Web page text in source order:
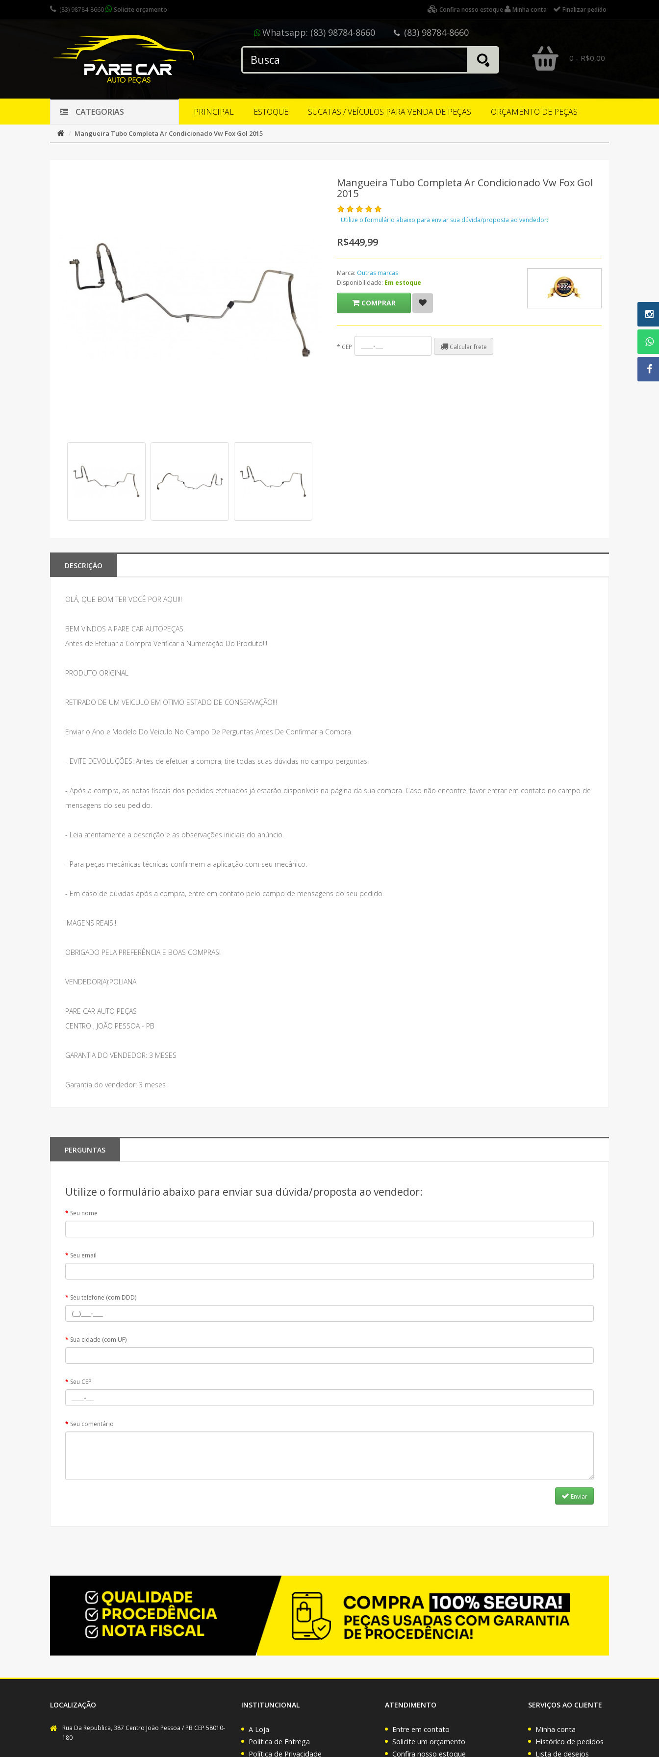
(83) 98784-8660 Solicite orçamento Confira nosso estoque Minha conta Finalizar pedido
Whatsapp: (83) 98784-8660 (83) 98784-8660
0 - R$0,00
CATEGORIAS PRINCIPAL ESTOQUE SUCATAS / VEÍCULOS PARA VENDA DE PEÇAS ORÇAMENTO DE PEÇAS
Mangueira Tubo Completa Ar Condicionado Vw Fox Gol 2015
Mangueira Tubo Completa Ar Condicionado Vw Fox Gol
2015
Utilize o formulário abaixo para enviar sua dúvida/proposta ao vendedor:
R$449,99
Marca: Outras marcas
Disponibilidade: Em estoque
COMPRAR
* CEP Calcular frete
DESCRIÇÃO
OLÁ, QUE BOM TER VOCÊ POR AQUI!!
BEM VINDOS A PARE CAR AUTOPEÇAS.
Antes de Efetuar a Compra Verificar a Numeração Do Produto!!!
PRODUTO ORIGINAL
RETIRADO DE UM VEICULO EM OTIMO ESTADO DE CONSERVAÇÃO!!!
Enviar o Ano e Modelo Do Veiculo No Campo De Perguntas Antes De Confirmar a Compra.
- EVITE DEVOLUÇÕES: Antes de efetuar a compra, tire todas suas dúvidas no campo perguntas.
- Após a compra, as notas fiscais dos pedidos efetuados já estarão disponíveis na página da sua compra. Caso não encontre, favor entrar em contato no campo de
mensagens do seu pedido.
- Leia atentamente a descrição e as observações iniciais do anúncio.
- Para peças mecânicas técnicas confirmem a aplicação com seu mecânico.
- Em caso de dúvidas após a compra, entre em contato pelo campo de mensagens do seu pedido.
IMAGENS REAIS!!
OBRIGADO PELA PREFERÊNCIA E BOAS COMPRAS!
VENDEDOR(A):POLIANA
PARE CAR AUTO PEÇAS
CENTRO , JOÃO PESSOA - PB
GARANTIA DO VENDEDOR: 3 MESES
Garantia do vendedor: 3 meses
PERGUNTAS
Utilize o formulário abaixo para enviar sua dúvida/proposta ao vendedor:
Seu nome
Seu email
Seu telefone (com DDD)
Sua cidade (com UF)
Seu CEP
Seu comentário
Enviar
LOCALIZAÇÃO
Rua Da Republica, 387 Centro João Pessoa / PB CEP 58010-
180
INSTITUNCIONAL
A Loja
Política de Entrega
Política de Privacidade
ATENDIMENTO
Entre em contato
Solicite um orçamento
Confira nosso estoque
SERVIÇOS AO CLIENTE
Minha conta
Histórico de pedidos
Lista de desejos